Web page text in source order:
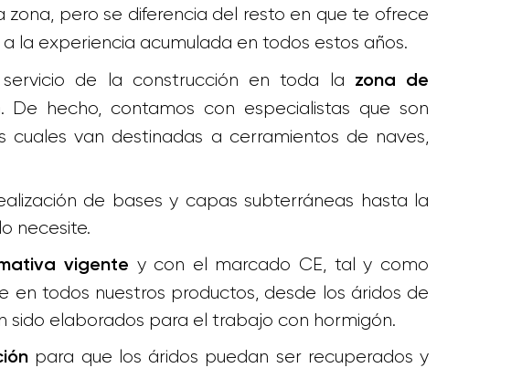
zona, pero se diferencia del resto en que te ofrece
a la experiencia acumulada en todos estos años.
de la construcción en toda la zona de
De hecho, contamos con especialistas que son
van destinadas a cerramientos de naves,
de bases y capas subterráneas hasta la
necesite.
vigente y con el marcado CE, tal y como
todos nuestros productos, desde los áridos de
sido elaborados para el trabajo con hormigón.
para que los áridos puedan ser recuperados y